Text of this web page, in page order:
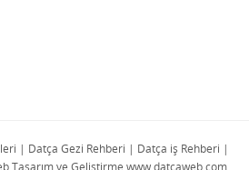
| Datça Gezi Rehberi | Datça iş Rehberi |
Tasarım ve Geliştirme www.datcaweb.com